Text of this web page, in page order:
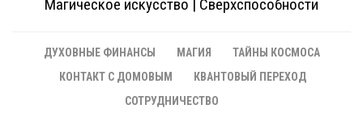
Магическое искусство | Сверхспособности
ДУХОВНЫЕ ФИНАНСЫ МАГИЯ
ТАЙНЫ КОСМОСА
КОНТАКТ С ДОМОВЫМ
КВАНТОВЫЙ ПЕРЕХОД
СОТРУДНИЧЕСТВО